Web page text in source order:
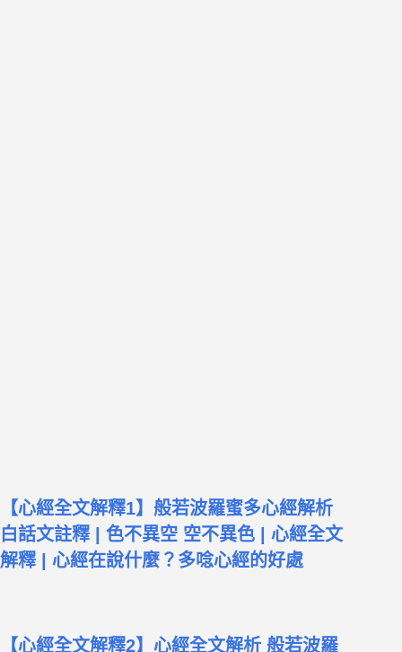
【心經全文解釋1】般若波羅蜜多心經解析
白話文註釋 | 色不異空 空不異色 | 心經全文
解釋 | 心經在說什麼？多唸心經的好處
【心經全文解釋2】心經全文解析 般若波羅